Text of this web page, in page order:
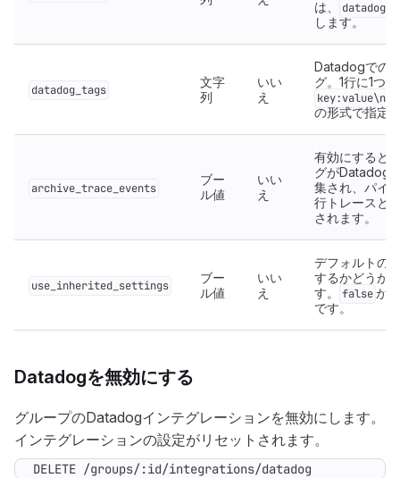
は、
します。
datadog_tags
文字
列
いい
え
Datadogでの
グ。1行に1つ
の形式で指定
archive_trace_events
ブー
ル値
いい
え
有効にすると
グがDatadog
集され、パイ
行トレースと
されます。
use_inherited_settings
ブー
ル値
いい
え
デフォルトの
するかどうか
す。
falseが
です。
Datadogを無効にする
グループのDatadogインテグレーションを無効にします。
インテグレーションの設定がリセットされます。
DELETE /groups/:id/integrations/datadog